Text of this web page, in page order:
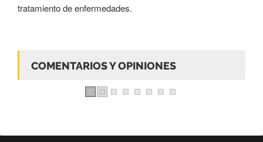
tratamiento de enfermedades.
COMENTARIOS Y OPINIONES